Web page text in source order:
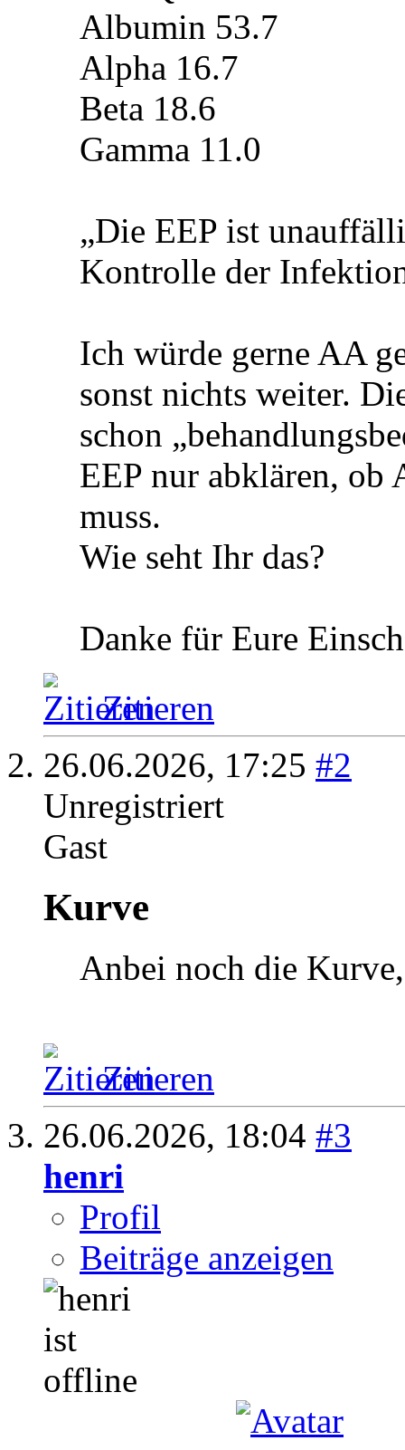
Albumin 53.7
Alpha 16.7
Beta 18.6
Gamma 11.0
„Die EEP ist
Kontrolle der
Ich würde gerne AA
sonst nichts weiter.
schon
EEP nur abklären, ob
muss.
Wie seht Ihr das?
Danke für Eure
Zitieren
26.06.2026, 17:25 #2
Unregistriert
Gast
Kurve
Anbei noch die
Zitieren
26.06.2026, 18:04 #3
henri
Profil
Beiträge anzeigen